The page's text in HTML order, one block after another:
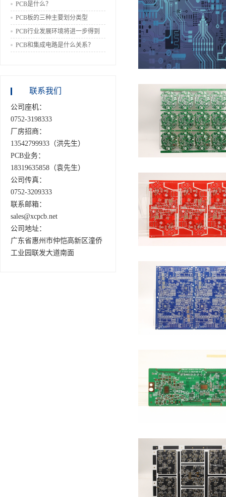
PCB是什么？
PCB板的三种主要划分类型
PCB行业发展环境将进一步得到
改善
PCB和集成电路是什么关系？
联系我们
公司座机：
0752-3198333
厂房招商：
13542799933（洪先生）
PCB业务：
18319635858（袁先生）
公司传真：
0752-3209333
联系邮箱：
sales@xcpcb.net
公司地址：
广东省惠州市仲恺高新区潼侨
工业园联发大道南面